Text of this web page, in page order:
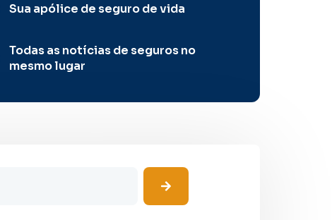
Sua apólice de seguro de vida
Todas as notícias de seguros no
mesmo lugar